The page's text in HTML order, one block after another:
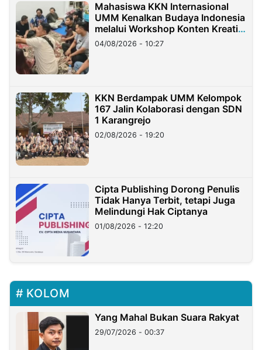
Mahasiswa KKN Internasional
UMM Kenalkan Budaya Indonesia
melalui Workshop Konten Kreatif
di Taiwan
04/08/2026 - 10:27
KKN Berdampak UMM Kelompok
167 Jalin Kolaborasi dengan SDN
1 Karangrejo
02/08/2026 - 19:20
Cipta Publishing Dorong Penulis
Tidak Hanya Terbit, tetapi Juga
Melindungi Hak Ciptanya
01/08/2026 - 12:20
KOLOM
Yang Mahal Bukan Suara Rakyat
29/07/2026 - 00:37